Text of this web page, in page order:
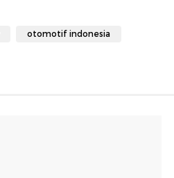
otomotif indonesia